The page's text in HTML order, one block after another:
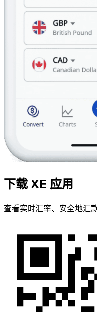
下载 XE 应用
查看实时汇率、安全地汇